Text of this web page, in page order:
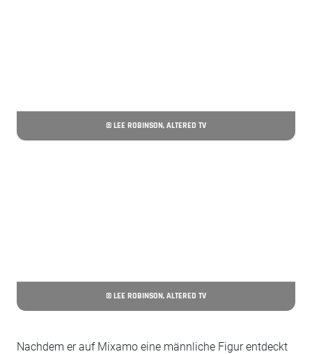
© LEE ROBINSON, ALTERED TV
© LEE ROBINSON, ALTERED TV
Nachdem er auf Mixamo eine männliche Figur entdeckt